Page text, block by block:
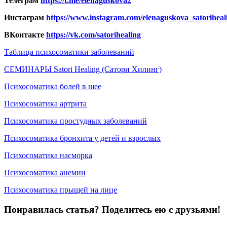
Инстаграм https://www.instagram.com/
ВКонтакте https://vk.com/satorihealing
Таблица психосоматики заболеваний
СЕМИНАРЫ Satori Healing (Сатори Хилинг)
Психосоматика болей в шее
Психосоматика артрита
Психосоматика простудных заболеваний
Психосоматика бронхита у детей и взрослых
Психосоматика насморка
Психосоматика анемии
Психосоматика прыщей на лице
Понравилась статья? Поделитесь ею с друзьями!